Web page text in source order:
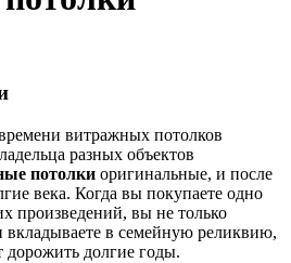
витражных потолков
разных объектов
потолки оригинальные, и после
века. Когда вы покупаете одно
произведений, вы не только
вкладываете в семейную реликвию,
дорожить долгие годы.